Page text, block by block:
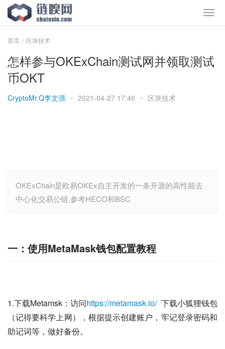
首页 区块技术
怎样参与OKExChain测试网并领取测试
币OKT
CryptoMr.Q李文强 • 2021-04-27 17:46 • 区块技术
OKExChain是欧易OKEx自主开发的一条开源的高性能去
中心化交易公链,参考HECO和BSC
一：使用MetaMask钱包配置教程
1.下载Metamsk：访问https://metamask.io/ 下载小狐狸钱包
（记得要科学上网），根据提示创建账户，牢记登录密码和
助记词等，做好备份。